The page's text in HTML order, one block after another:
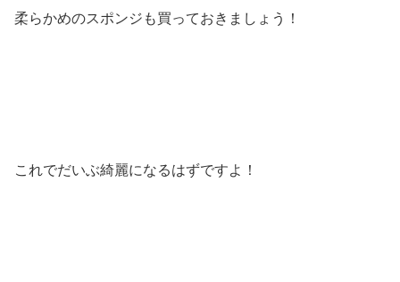
柔らかめのスポンジも買っておきましょう！
これでだいぶ綺麗になるはずですよ！